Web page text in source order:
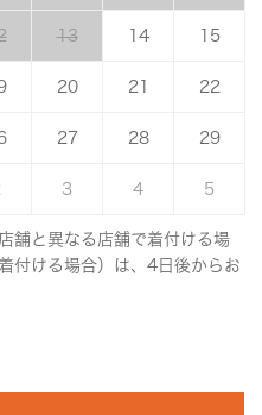
13 14 15
20 21 22
27 28 29
3 4 5
舗と異なる店舗で着付ける場
付ける場合）は、4日後からお